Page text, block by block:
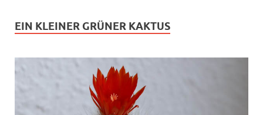
EIN KLEINER GRÜNER KAKTUS